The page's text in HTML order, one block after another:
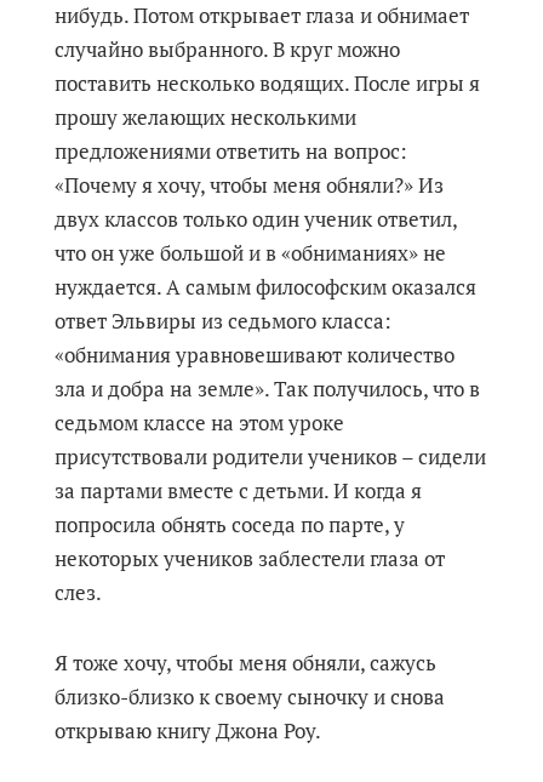
нибудь. Потом открывает глаза и обнимает
случайно выбранного. В круг можно
поставить несколько водящих. После игры я
прошу желающих несколькими
предложениями ответить на вопрос:
«Почему я хочу, чтобы меня обняли?» Из
двух классов только один ученик ответил,
что он уже большой и в «обниманиях» не
нуждается. А самым философским оказался
ответ Эльвиры из седьмого класса:
«обнимания уравновешивают количество
зла и добра на земле». Так получилось, что в
седьмом классе на этом уроке
присутствовали родители учеников – сидели
за партами вместе с детьми. И когда я
попросила обнять соседа по парте, у
некоторых учеников заблестели глаза от
слез.
Я тоже хочу, чтобы меня обняли, сажусь
близко-близко к своему сыночку и снова
открываю книгу Джона Роу.